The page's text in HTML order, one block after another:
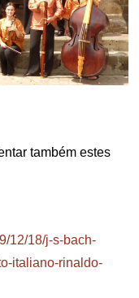
também estes
12/18/j-s-bach-
italiano-rinaldo-